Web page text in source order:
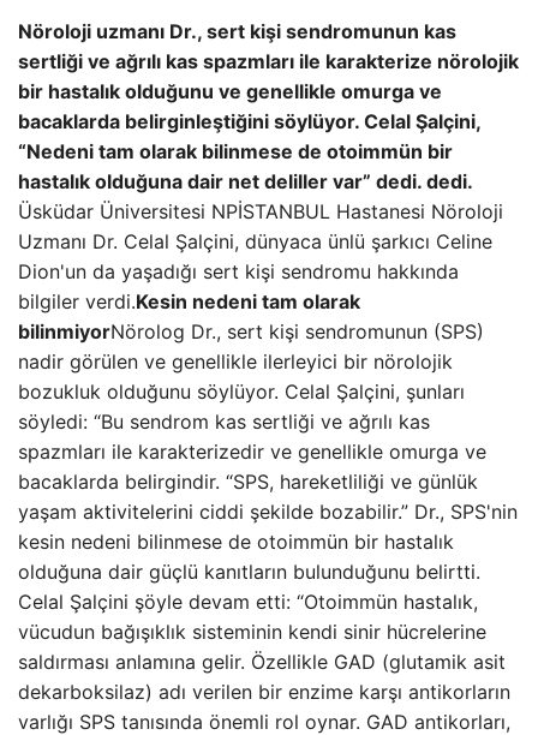
Nöroloji uzmanı Dr., sert kişi sendromunun kas
sertliği ve ağrılı kas spazmları ile karakterize nörolojik
bir hastalık olduğunu ve genellikle omurga ve
bacaklarda belirginleştiğini söylüyor. Celal Şalçini,
“Nedeni tam olarak bilinmese de otoimmün bir
hastalık olduğuna dair net deliller var” dedi. dedi.
Üsküdar Üniversitesi NPİSTANBUL Hastanesi Nöroloji
Uzmanı Dr. Celal Şalçini, dünyaca ünlü şarkıcı Celine
Dion'un da yaşadığı sert kişi sendromu hakkında
bilgiler verdi.Kesin nedeni tam olarak
bilinmiyorNörolog Dr., sert kişi sendromunun (SPS)
nadir görülen ve genellikle ilerleyici bir nörolojik
bozukluk olduğunu söylüyor. Celal Şalçini, şunları
söyledi: “Bu sendrom kas sertliği ve ağrılı kas
spazmları ile karakterizedir ve genellikle omurga ve
bacaklarda belirgindir. “SPS, hareketliliği ve günlük
yaşam aktivitelerini ciddi şekilde bozabilir.” Dr., SPS'nin
kesin nedeni bilinmese de otoimmün bir hastalık
olduğuna dair güçlü kanıtların bulunduğunu belirtti.
Celal Şalçini şöyle devam etti: “Otoimmün hastalık,
vücudun bağışıklık sisteminin kendi sinir hücrelerine
saldırması anlamına gelir. Özellikle GAD (glutamik asit
dekarboksilaz) adı verilen bir enzime karşı antikorların
varlığı SPS tanısında önemli rol oynar. GAD antikorları,